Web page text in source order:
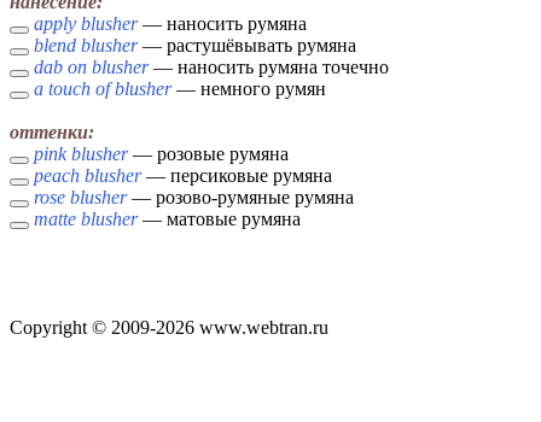
apply blusher— наносить румяна
blend blusher— растушёвывать румяна
dab on blusher— наносить румяна точечно
a touch of blusher— немного румян
оттенки:
pink blusher— розовые румяна
peach blusher— персиковые румяна
rose blusher— розово-румяные румяна
matte blusher— матовые румяна
Copyright © 2009-2026 www.webtran.ru